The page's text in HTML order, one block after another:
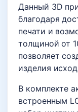
Данный 3D
благодаря
печати и
толщиной от
позволяет
изделия
В комплекте
встроенным